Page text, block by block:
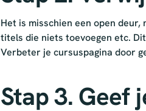
Het is misschien een open
titels die niets toevoegen etc.
Verbeter je cursuspagina door
Stap 3. Geef